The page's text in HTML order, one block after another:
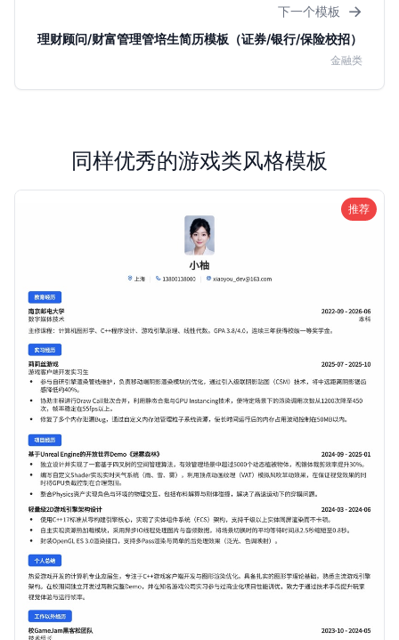
下一个模板 →
理财顾问/财富管理管培生简历模板（证券/银行/保险校招）
金融类
同样优秀的游戏类风格模板
推荐